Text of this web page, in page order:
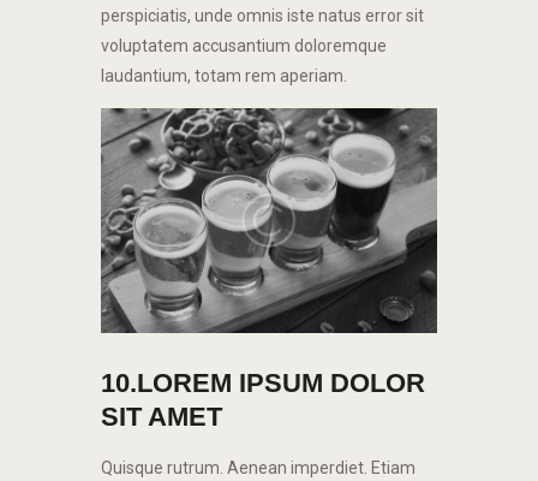
perspiciatis, unde omnis iste natus error sit
voluptatem accusantium doloremque
laudantium, totam rem aperiam.
10.LOREM IPSUM DOLOR
SIT AMET
Quisque rutrum. Aenean imperdiet. Etiam